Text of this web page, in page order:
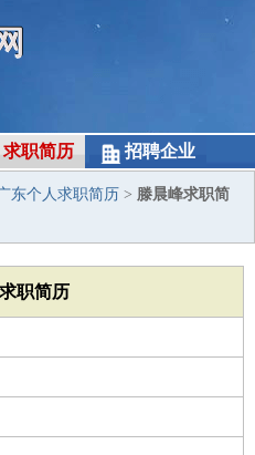
求职简历 招聘企业
东个人求职简历 > 滕晨峰求职简
职简历